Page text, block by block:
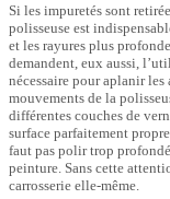
Si les impuretés sont
polisseuse est
et les rayures plus
demandent, eux aussi,
nécessaire pour aplanir les
mouvements de la
différentes couches de
surface parfaitement
faut pas polir trop
peinture. Sans cette
carrosserie elle-même.